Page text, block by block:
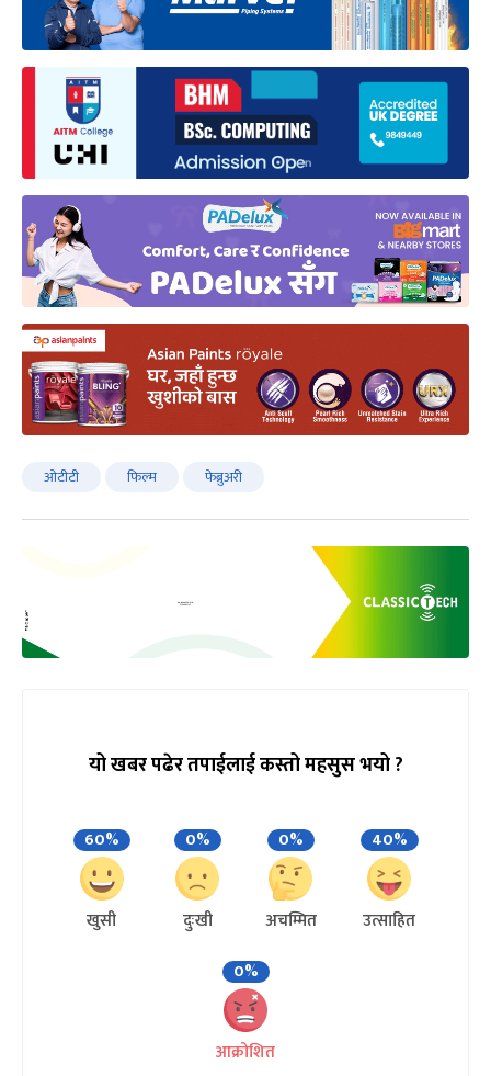
ओटीटी फिल्म फेब्रुअरी
यो खबर पढेर तपाईलाई कस्तो महसुस भयो ?
60%
खुसी
0%
दुःखी
0%
अचम्मित
40%
उत्साहित
0%
आक्रोशित